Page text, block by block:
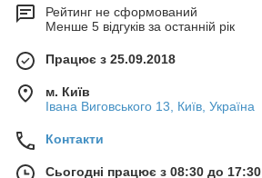
Рейтинг не сформований
Менше 5 відгуків за останній рік
Працює з 25.09.2018
м. Київ
Івана Виговського 13, Київ, Україна
Контакти
Сьогодні працює з 08:30 до 17:30